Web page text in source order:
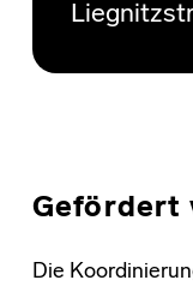
Gefördert
Die